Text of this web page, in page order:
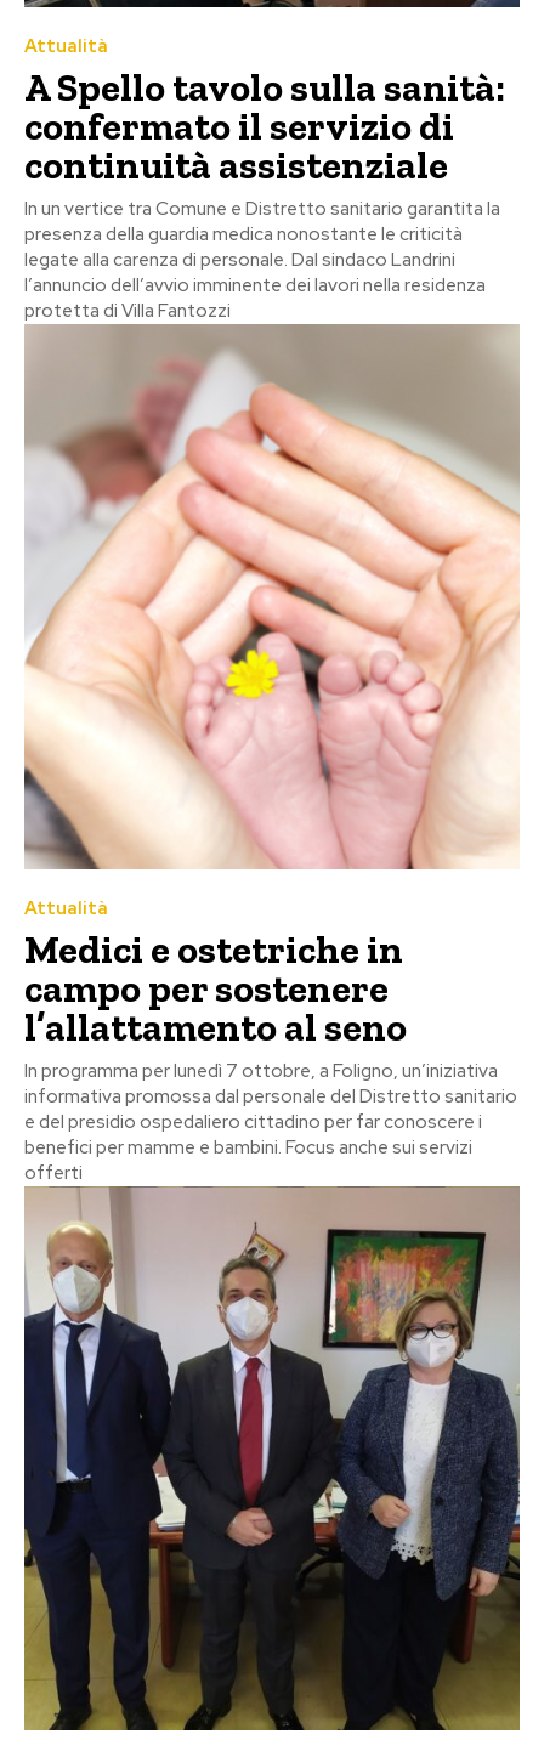
Attualità
A Spello tavolo sulla sanità:
confermato il servizio di
continuità assistenziale
In un vertice tra Comune e Distretto sanitario garantita la
presenza della guardia medica nonostante le criticità
legate alla carenza di personale. Dal sindaco Landrini
l’annuncio dell’avvio imminente dei lavori nella residenza
protetta di Villa Fantozzi
Attualità
Medici e ostetriche in
campo per sostenere
l’allattamento al seno
In programma per lunedì 7 ottobre, a Foligno, un’iniziativa
informativa promossa dal personale del Distretto sanitario
e del presidio ospedaliero cittadino per far conoscere i
benefici per mamme e bambini. Focus anche sui servizi
offerti